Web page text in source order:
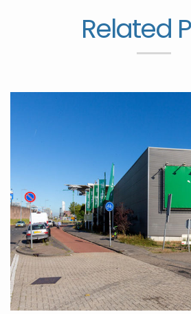
Related